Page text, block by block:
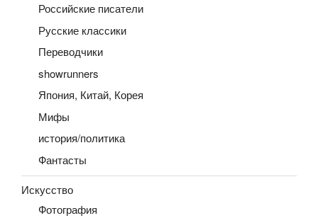
Российские писатели
Русские классики
Переводчики
showrunners
Япония, Китай, Корея
Мифы
история/политика
Фантасты
Искусство
Фотография